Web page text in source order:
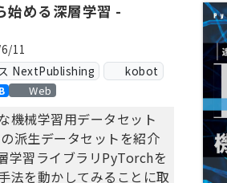
定レイアウトで作成され
レットなど大きいディスプ
端末で読むことに適してい
文字列のハイライトや検
照、引用などの機能が使用
いの端末で無料サンプルを
い。
カウントの作り方、予算と
定方法、Pythonから
実行する開発環境の作り
いきます。
をPythonから実行して、
を代表する文豪・太宰治の
』や『人間失格』の感情分
始める深層学習 -
11
NextPublishing
kobot
Web
機械学習用データセット
派生データセットを紹介
学習ライブラリPyTorchを
法を動かしてみることに取